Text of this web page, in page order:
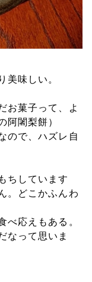
美味しい。
お菓子って、よ
阿闍梨餅）
ので、ハズレ自
ちしています
。どこかふんわ
べ応えもある。
なって思いま